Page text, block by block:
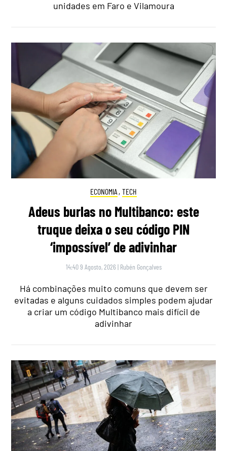
unidades em Faro e Vilamoura
ECONOMIA , TECH
Adeus burlas no Multibanco: este
truque deixa o seu código PIN
‘impossível’ de adivinhar
14:40 9 Agosto, 2026 | Rubén Gonçalves
Há combinações muito comuns que devem ser
evitadas e alguns cuidados simples podem ajudar
a criar um código Multibanco mais difícil de
adivinhar